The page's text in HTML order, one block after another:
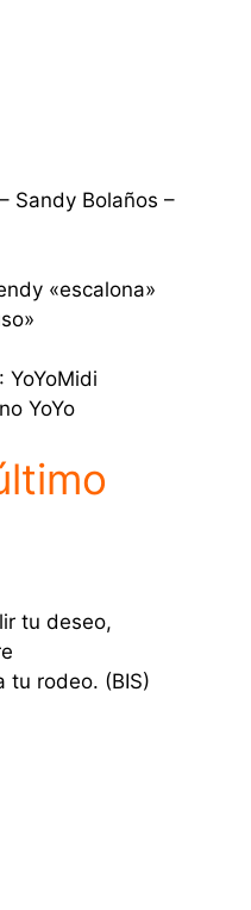
Sandy Bolaños –
«escalona»
YoYoMidi
YoYo
tu deseo,
tu rodeo. (BIS)